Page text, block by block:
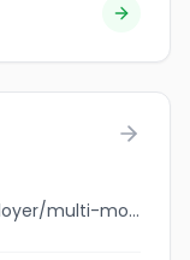
jobbank.gc.ca/browsejobs/employer/multi-moulures+inc./ca